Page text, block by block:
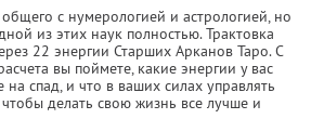
с нумерологией и астрологией, но
из этих наук полностью. Трактовка
22 энергии Старших Арканов Таро. С
вы поймете, какие энергии у вас
спад, и что в ваших силах управлять
делать свою жизнь все лучше и